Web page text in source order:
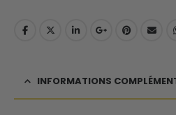
INFORMATIONS